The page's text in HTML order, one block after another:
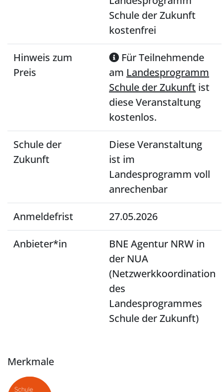
Schule der Zukunft
kostenfrei
Hinweis zum
Preis
Für Teilnehmende
am Landesprogramm
Schule der Zukunft ist
diese Veranstaltung
kostenlos.
Schule der
Zukunft
Diese Veranstaltung
ist im
Landesprogramm voll
anrechenbar
Anmeldefrist 27.05.2026
Anbieter*in
BNE Agentur NRW in
der NUA
(Netzwerkkoordination
des
Landesprogrammes
Schule der Zukunft)
Merkmale